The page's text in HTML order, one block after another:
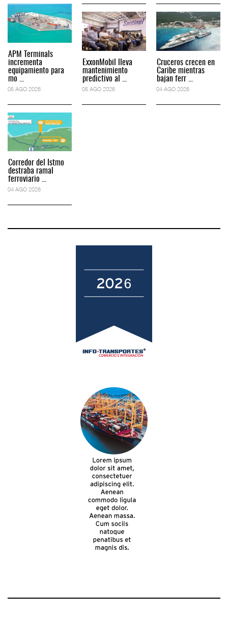
APM Terminals
incrementa
equipamiento para
mo ...
05 AGO 2026
Corredor del Istmo
destraba ramal
ferroviario ...
04 AGO 2026
ExxonMobil lleva
mantenimiento
predictivo al ...
05 AGO 2026
Cruceros crecen en
Caribe mientras
bajan ferr ...
04 AGO 2026